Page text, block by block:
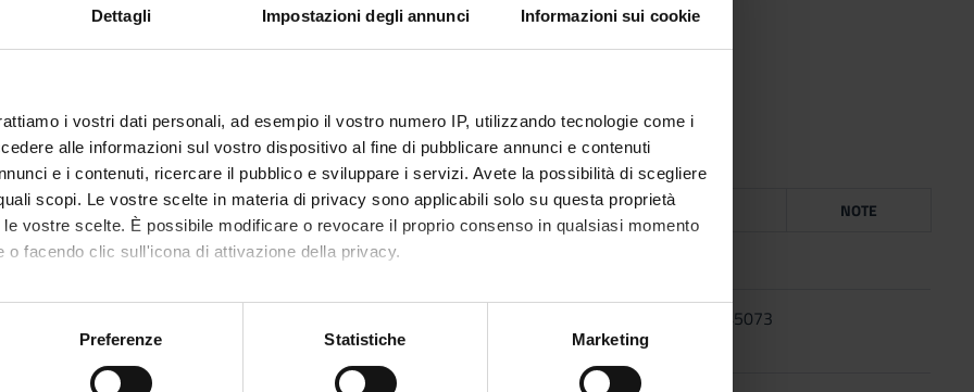
Dettagli Impostazioni degli annunci Informazioni sui cookie
i vostri dati personali, ad esempio il vostro numero IP, utilizzando tecnologie come i
alle informazioni sul vostro dispositivo al fine di pubblicare annunci e contenuti
e i contenuti, ricercare il pubblico e sviluppare i servizi. Avete la possibilità di scegliere
scopi. Le vostre scelte in materia di privacy sono applicabili solo su questa proprietà
vostre scelte. È possibile modificare o revocare il proprio consenso in qualsiasi momento
o facendo clic sull'icona di attivazione della privacy.
anche:
sulla tua posizione geografica, con un'approssimazione di qualche metro,
Preferenze Statistiche Marketing
ed alla multimedialità
presenza con aula virtuale online
e flipped classroom.
TITOLO CASA EDITRICE ANNO NOTE
Didattica deell'animazione
9788884345073